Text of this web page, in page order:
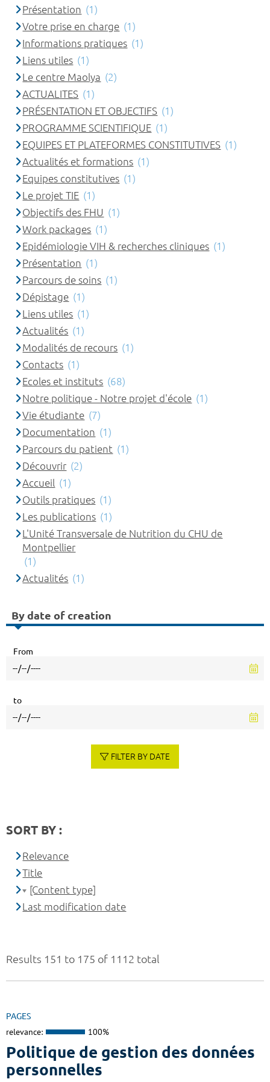
Results 151 to 175 of 1112 total
PAGES
relevance: 100%
Politique de gestion des données
personnelles
Présentation (1)
Votre prise en charge (1)
Informations pratiques (1)
Liens utiles (1)
Le centre Maolya (2)
ACTUALITES (1)
PRÉSENTATION ET OBJECTIFS (1)
PROGRAMME SCIENTIFIQUE (1)
EQUIPES ET PLATEFORMES CONSTITUTIVES (1)
Actualités et formations (1)
Equipes constitutives (1)
Le projet TIE (1)
Objectifs des FHU (1)
Work packages (1)
Epidémiologie VIH & recherches cliniques (1)
Présentation (1)
Parcours de soins (1)
Dépistage (1)
Liens utiles (1)
Actualités (1)
Modalités de recours (1)
Contacts (1)
Ecoles et instituts (68)
Notre politique - Notre projet d'école (1)
Vie étudiante (7)
Documentation (1)
Parcours du patient (1)
Découvrir (2)
Accueil (1)
Outils pratiques (1)
Les publications (1)
L'Unité Transversale de Nutrition du CHU de
Montpellier
(1)
Actualités (1)
By date of creation
From
to
FILTER BY DATE
SORT BY :
Relevance
Title
[Content type]
Last modification date